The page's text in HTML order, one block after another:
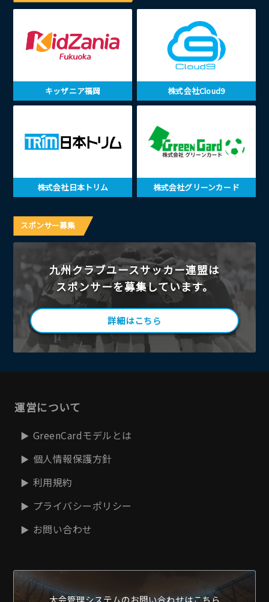
キッザニア福岡 株式会社Cloud9
株式会社日本トリム 株式会社グリーンカード
スポンサー募集
九州クラブユースサッカー連盟は
スポンサーを募集しています。
詳細はこちら
運営について
GreenCardモデルとは
個人情報保護方針
利用規約
プライバシーポリシー
お問い合わせ
大会管理システムのお問い合わせはこちら